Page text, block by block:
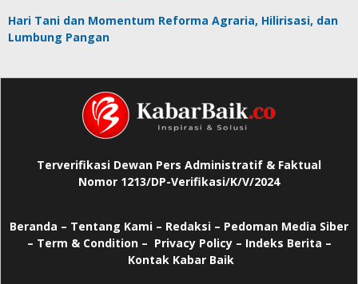
Hari Tani dan Momentum Reforma Agraria, Hilirisasi, dan
Lumbung Pangan
Terverifikasi Dewan Pers Administratif & Faktual
Nomor 1213/DP-Verifikasi/K/V/2024
Beranda – Tentang Kami – Redaksi – Pedoman Media Siber
– Term & Condition – Privacy Policy– Indeks Berita –
Kontak Kabar Baik